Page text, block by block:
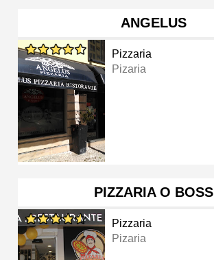
ANGELUS
Pizzaria
Pizaria
PIZZARIA O BOSS
Pizzaria
Pizaria